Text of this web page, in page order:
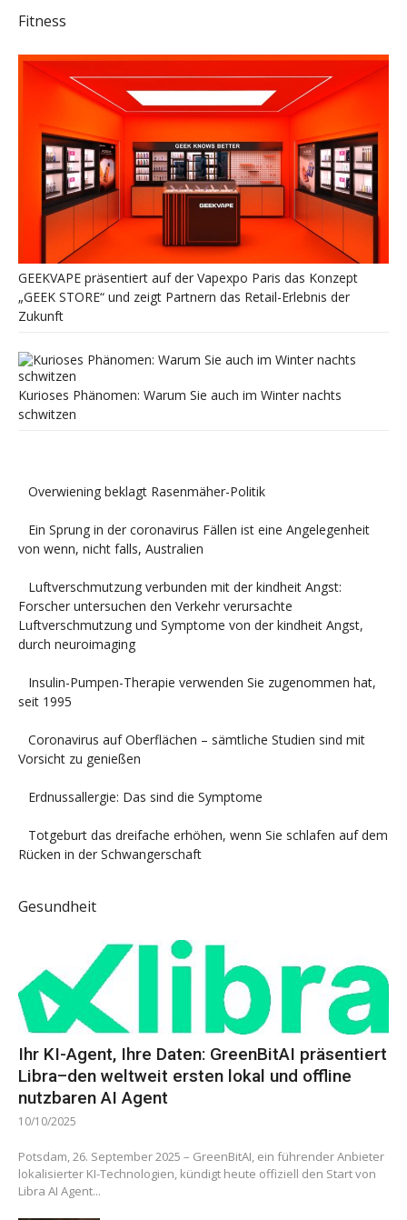
Fitness
GEEKVAPE präsentiert auf der Vapexpo Paris das Konzept
„GEEK STORE“ und zeigt Partnern das Retail-Erlebnis der
Zukunft
Kurioses Phänomen: Warum Sie auch im Winter nachts
schwitzen
Overwiening beklagt Rasenmäher-Politik
Ein Sprung in der coronavirus Fällen ist eine Angelegenheit
von wenn, nicht falls, Australien
Luftverschmutzung verbunden mit der kindheit Angst:
Forscher untersuchen den Verkehr verursachte
Luftverschmutzung und Symptome von der kindheit Angst,
durch neuroimaging
Insulin-Pumpen-Therapie verwenden Sie zugenommen hat,
seit 1995
Coronavirus auf Oberflächen – sämtliche Studien sind mit
Vorsicht zu genießen
Erdnussallergie: Das sind die Symptome
Totgeburt das dreifache erhöhen, wenn Sie schlafen auf dem
Rücken in der Schwangerschaft
Gesundheit
Ihr KI-Agent, Ihre Daten: GreenBitAI präsentiert
Libra–den weltweit ersten lokal und offline
nutzbaren AI Agent
10/10/2025
Potsdam, 26. September 2025 – GreenBitAI, ein führender Anbieter
lokalisierter KI-Technologien, kündigt heute offiziell den Start von
Libra AI Agent...